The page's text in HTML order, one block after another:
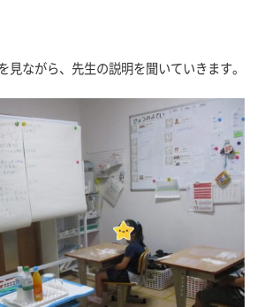
見ながら、先生の説明を聞いていきます。